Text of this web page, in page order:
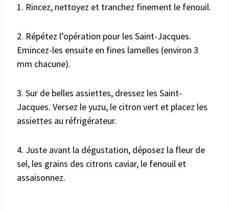
1. Rincez, nettoyez et tranchez finement le fenouil.
2. Répétez l’opération pour les Saint-Jacques.
Emincez-les ensuite en fines lamelles (environ 3
mm chacune).
3. Sur de belles assiettes, dressez les Saint-
Jacques. Versez le yuzu, le citron vert et placez les
assiettes au réfrigérateur.
4. Juste avant la dégustation, déposez la fleur de
sel, les grains des citrons caviar, le fenouil et
assaisonnez.